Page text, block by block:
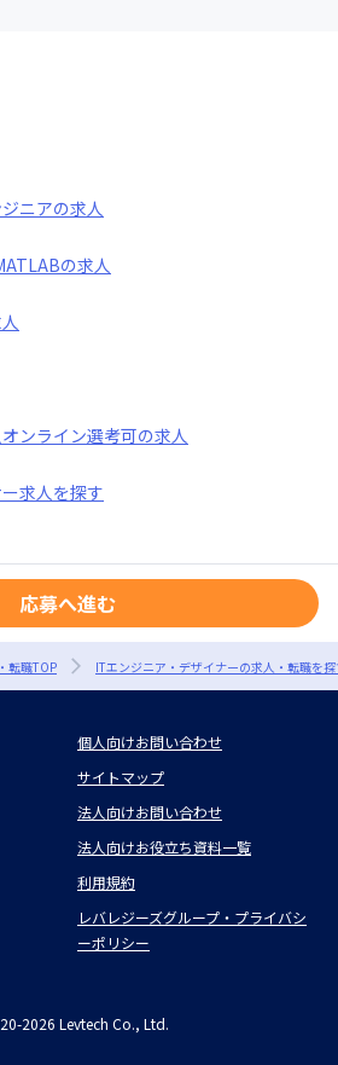
ニアの求人
の求人
オンライン選考可の求人
求人を探す
応募へ進む
転職TOP ITエンジニア・デザイナーの求人・転職を
個人向けお問い合わせ
サイトマップ
法人向けお問い合わせ
法人向けお役立ち資料一覧
利用規約
レバレジーズグループ・プライバシ
ーポリシー
2026 Levtech Co., Ltd.